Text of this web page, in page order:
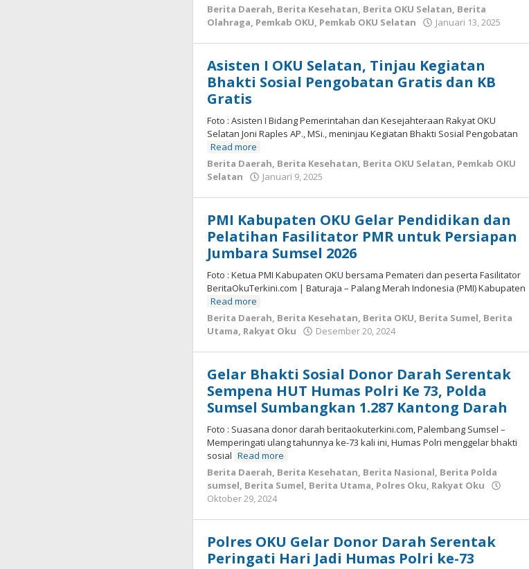
Berita Daerah, Berita Kesehatan, Berita OKU Selatan, Berita
Olahraga, Pemkab OKU, Pemkab OKU Selatan Januari 13, 2025
Asisten I OKU Selatan, Tinjau Kegiatan
Bhakti Sosial Pengobatan Gratis dan KB
Gratis
Foto : Asisten I Bidang Pemerintahan dan Kesejahteraan Rakyat OKU
Selatan Joni Raples AP., MSi., meninjau Kegiatan Bhakti Sosial Pengobatan
Read more
Berita Daerah, Berita Kesehatan, Berita OKU Selatan, Pemkab OKU
Selatan
Januari 9, 2025
PMI Kabupaten OKU Gelar Pendidikan dan
Pelatihan Fasilitator PMR untuk Persiapan
Jumbara Sumsel 2026
Foto : Ketua PMI Kabupaten OKU bersama Pemateri dan peserta Fasilitator
BeritaOkuTerkini.com | Baturaja – Palang Merah Indonesia (PMI) Kabupaten
Read more
Berita Daerah, Berita Kesehatan, Berita OKU, Berita Sumel, Berita
Utama, Rakyat Oku Desember 20, 2024
Gelar Bhakti Sosial Donor Darah Serentak
Sempena HUT Humas Polri Ke 73, Polda
Sumsel Sumbangkan 1.287 Kantong Darah
Foto : Suasana donor darah beritaokuterkini.com, Palembang Sumsel –
Memperingati ulang tahunnya ke-73 kali ini, Humas Polri menggelar bhakti
sosial Read more
Berita Daerah, Berita Kesehatan, Berita Nasional, Berita Polda
sumsel, Berita Sumel, Berita Utama, Polres Oku, Rakyat Oku
Oktober 29, 2024
Polres OKU Gelar Donor Darah Serentak
Peringati Hari Jadi Humas Polri ke-73